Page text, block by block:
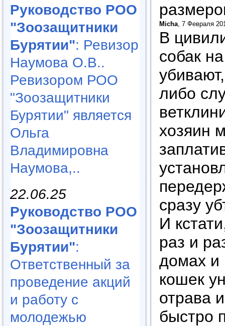
Руководство РОО
"Зоозащитники
Бурятии": Ревизор
Наумова О.В..
Ревизором РОО
"Зоозащитники
Бурятии" является
Ольга
Владимировна
Наумова,..
22.06.25
Руководство РОО
"Зоозащитники
Бурятии":
Ответственный за
проведение акций
и работу с
молодежью
Micha , 7 Февраля
В
собак
либо
хозяин
сразу
И
раз и
домах и
кошек
отрава
быстро